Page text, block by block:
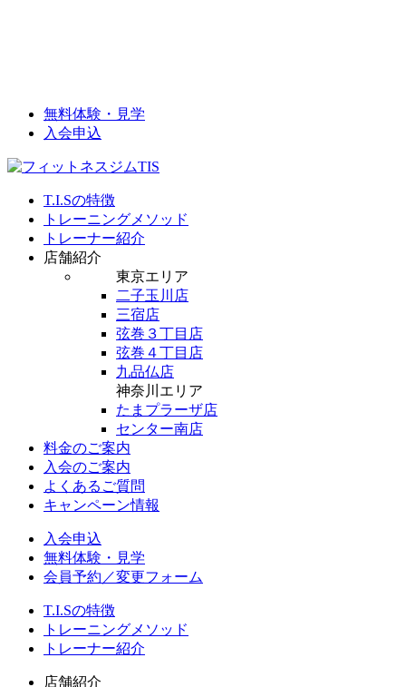
無料体験・見学
入会申込
T.I.Sの特徴
トレーニングメソッド
トレーナー紹介
店舗紹介
東京エリア
二子玉川店
三宿店
弦巻３丁目店
弦巻４丁目店
九品仏店
神奈川エリア
たまプラーザ店
センター南店
料金のご案内
入会のご案内
よくあるご質問
キャンペーン情報
入会申込
無料体験・見学
会員予約／変更フォーム
T.I.Sの特徴
トレーニングメソッド
トレーナー紹介
店舗紹介